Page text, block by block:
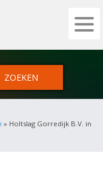
ZAKELIJKE PORTAL
» Holtslag Gorredijk B.V. in